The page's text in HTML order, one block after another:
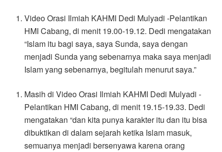
Video Orasi Ilmiah KAHMI Dedi Mulyadi -Pelantikan
HMI Cabang, di menit 19.00-19.12. Dedi mengatakan
“Islam itu bagi saya, saya Sunda, saya dengan
menjadi Sunda yang sebenarnya maka saya menjadi
Islam yang sebenarnya, begitulah menurut saya.”
Masih di Video Orasi Ilmiah KAHMI Dedi Mulyadi -
Pelantikan HMI Cabang, di menit 19.15-19.33. Dedi
mengatakan “dan kita punya karakter itu dan itu bisa
dibuktikan di dalam sejarah ketika Islam masuk,
semuanya menjadi bersenyawa karena orang